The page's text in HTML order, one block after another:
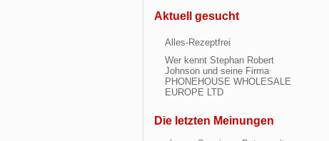
Aktuell gesucht
Alles-Rezeptfrei
Wer kennt Stephan Robert
Johnson und seine Firma
PHONEHOUSE WHOLESALE
EUROPE LTD
Die letzten Meinungen